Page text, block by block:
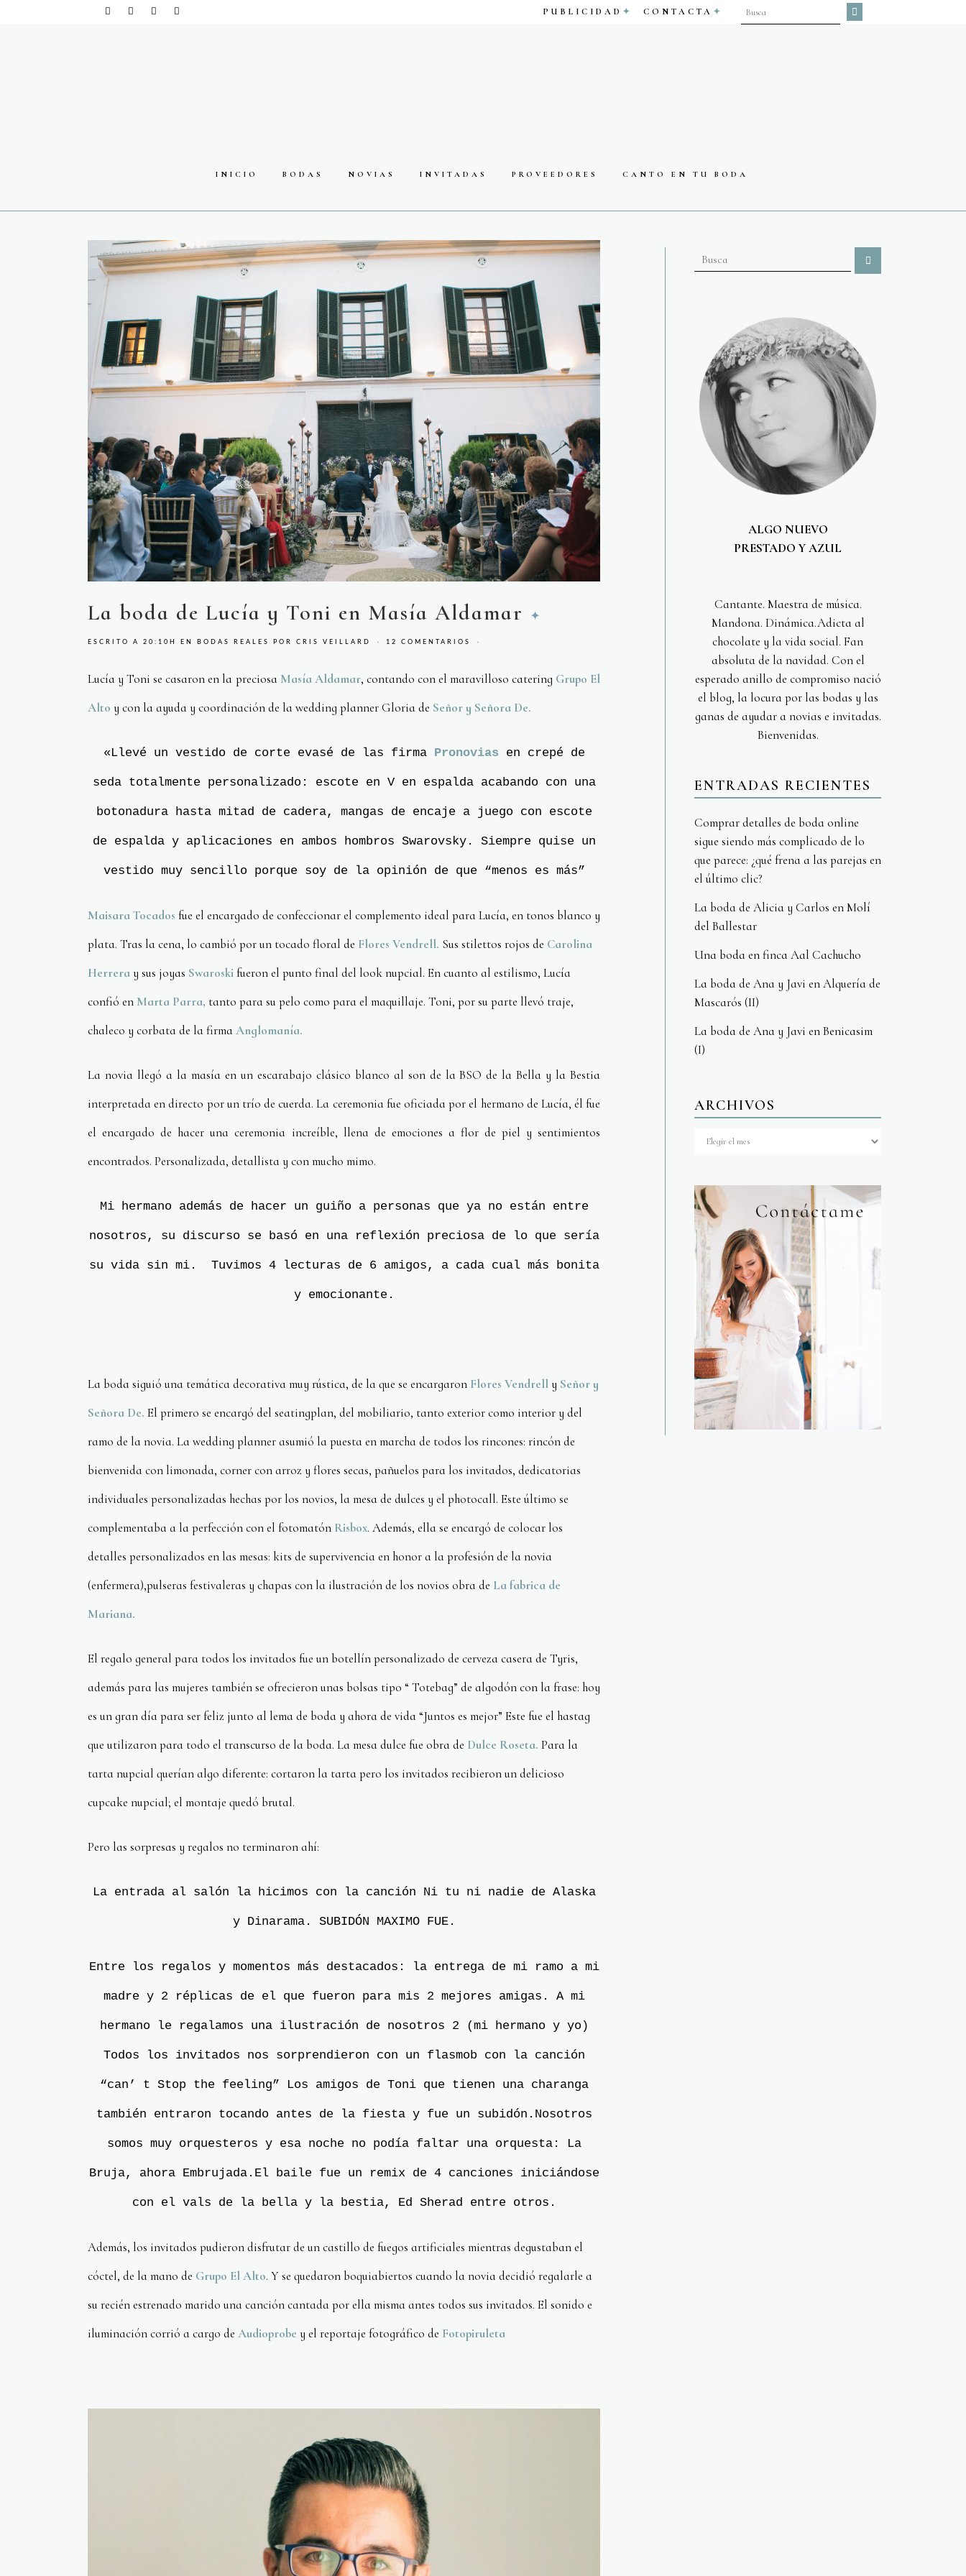
PUBLICIDAD CONTACTA
INICIO BODAS NOVIAS INVITADAS PROVEEDORES CANTO EN TU BODA
La boda de Lucía y Toni en Masía Aldamar
ESCRITO A 20:10H EN BODAS REALES POR CRIS VEILLARD 12 COMENTARIOS
Lucía y Toni se casaron en la preciosa Masía Aldamar, contando con el maravilloso catering Grupo El
Alto y con la ayuda y coordinación de la wedding planner Gloria de Señor y Señora De.
«Llevé un vestido de corte evasé de las firma Pronovias en crepé de
seda totalmente personalizado: escote en V en espalda acabando con una
botonadura hasta mitad de cadera, mangas de encaje a juego con escote
de espalda y aplicaciones en ambos hombros Swarovsky. Siempre quise un
vestido muy sencillo porque soy de la opinión de que “menos es más”
Maisara Tocados fue el encargado de confeccionar el complemento ideal para Lucía, en tonos blanco y
plata. Tras la cena, lo cambió por un tocado floral de Flores Vendrell. Sus stilettos rojos de Carolina
Herrera y sus joyas Swaroskifueron el punto final del look nupcial. En cuanto al estilismo, Lucía
confió en Marta Parra, tanto para su pelo como para el maquillaje. Toni, por su parte llevó traje,
chaleco y corbata de la firma Anglomanía.
La novia llegó a la masía en un escarabajo clásico blanco al son de la BSO de la Bella y la Bestia
interpretada en directo por un trío de cuerda. La ceremonia fue oficiada por el hermano de Lucía, él fue
el encargado de hacer una ceremonia increíble, llena de emociones a flor de piel y sentimientos
encontrados. Personalizada, detallista y con mucho mimo.
Mi hermano además de hacer un guiño a personas que ya no están entre
nosotros, su discurso se basó en una reflexión preciosa de lo que sería
su vida sin mi. Tuvimos 4 lecturas de 6 amigos, a cada cual más bonita
y emocionante.
La boda siguió una temática decorativa muy rústica, de la que se encargaron Flores Vendrell y Señor y
Señora De. El primero se encargó del seatingplan, del mobiliario, tanto exterior como interior y del
ramo de la novia. La wedding planner asumió la puesta en marcha de todos los rincones: rincón de
bienvenida con limonada, corner con arroz y flores secas, pañuelos para los invitados, dedicatorias
individuales personalizadas hechas por los novios, la mesa de dulces y el photocall. Este último se
complementaba a la perfección con el fotomatón Risbox. Además, ella se encargó de colocar los
detalles personalizados en las mesas: kits de supervivencia en honor a la profesión de la novia
(enfermera),pulseras festivaleras y chapas con la ilustración de los novios obra de La fabrica de
Mariana.
El regalo general para todos los invitados fue un botellín personalizado de cerveza casera de Tyris,
además para las mujeres también se ofrecieron unas bolsas tipo “ Totebag” de algodón con la frase: hoy
es un gran día para ser feliz junto al lema de boda y ahora de vida “Juntos es mejor” Este fue el hastag
que utilizaron para todo el transcurso de la boda. La mesa dulce fue obra de Dulce Roseta. Para la
tarta nupcial querían algo diferente: cortaron la tarta pero los invitados recibieron un delicioso
cupcake nupcial; el montaje quedó brutal.
Pero las sorpresas y regalos no terminaron ahí:
La entrada al salón la hicimos con la canción Ni tu ni nadie de Alaska
y Dinarama. SUBIDÓN MAXIMO FUE.
Entre los regalos y momentos más destacados: la entrega de mi ramo a mi
madre y 2 réplicas de el que fueron para mis 2 mejores amigas. A mi
hermano le regalamos una ilustración de nosotros 2 (mi hermano y yo)
Todos los invitados nos sorprendieron con un flasmob con la canción
“can’ t Stop the feeling” Los amigos de Toni que tienen una charanga
también entraron tocando antes de la fiesta y fue un subidón.Nosotros
somos muy orquesteros y esa noche no podía faltar una orquesta: La
Bruja, ahora Embrujada.El baile fue un remix de 4 canciones iniciándose
con el vals de la bella y la bestia, Ed Sherad entre otros.
Además, los invitados pudieron disfrutar de un castillo de fuegos artificiales mientras degustaban el
cóctel, de la mano de Grupo El Alto. Y se quedaron boquiabiertos cuando la novia decidió regalarle a
su recién estrenado marido una canción cantada por ella misma antes todos sus invitados. El sonido e
iluminación corrió a cargo de Audioprobe y el reportaje fotográfico de Fotopiruleta
ALGO NUEVO
PRESTADO Y AZUL
Cantante. Maestra de música.
Mandona. Dinámica.Adicta al
chocolate y la vida social. Fan
absoluta de la navidad. Con el
esperado anillo de compromiso nació
el blog, la locura por las bodas y las
ganas de ayudar a novias e invitadas.
Bienvenidas.
ENTRADAS RECIENTES
Comprar detalles de boda online
sigue siendo más complicado de lo
que parece: ¿qué frena a las parejas en
el último clic?
La boda de Alicia y Carlos en Molí
del Ballestar
Una boda en finca Aal Cachucho
La boda de Ana y Javi en Alquería de
Mascarós (II)
La boda de Ana y Javi en Benicasim
(I)
ARCHIVOS
Archivos